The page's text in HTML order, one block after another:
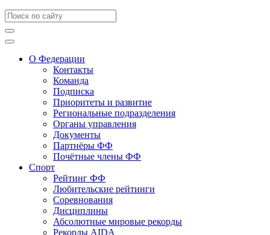
О Федерации
Контакты
Команда
Подписка
Приоритеты и развитие
Региональные подразделения
Органы управления
Документы
Партнёры ФФ
Почётные члены ФФ
Спорт
Рейтинг ФФ
Любительские рейтинги
Соревнования
Дисциплины
Абсолютные мировые рекорды
Рекорды AIDA